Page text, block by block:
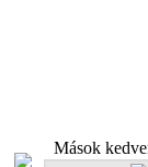
Mások